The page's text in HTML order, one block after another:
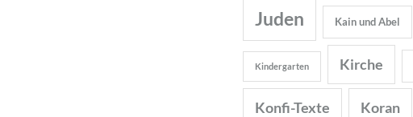
Juden Kain und Abel
Kindergarten Kirche
Konfi-Texte Koran